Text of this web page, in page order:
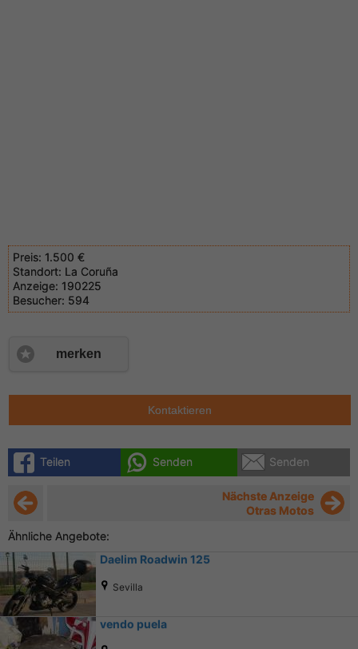
Preis: 1.500 €
Standort: La Coruña
Anzeige: 190225
Besucher: 594
merken
Kontaktieren
Teilen Senden Senden
Nächste Anzeige
Otras Motos
Ähnliche Angebote:
Daelim Roadwin 125
Sevilla
vendo puela